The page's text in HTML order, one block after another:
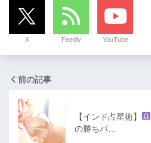
X Feedly YouTube
前の記事
【インド占星術】
の勝ちパ…